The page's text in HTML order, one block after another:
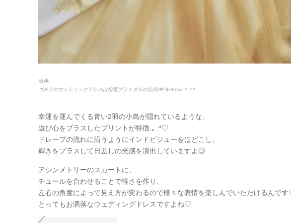
出典:
コチラのウェディングドレスは松尾ブライダルの公式HPをcheck＊＊*
幸運を運んでくる青い2羽の小鳥が隠れているような、
遊び心をプラスしたプリントが特徴.｡.:*♡
ドレープの流れに沿うようにインドビジューをほどこし、
輝きをプラスして日差しの光感を演出していますよ◎
アシンメトリーのスカートに、
チュールを合わせることで軽さを作り、
左右の角度によって見え方が変わるので様々な表情を楽しんでいただけるんで
とってもお洒落なウェディングドレスですよね♡